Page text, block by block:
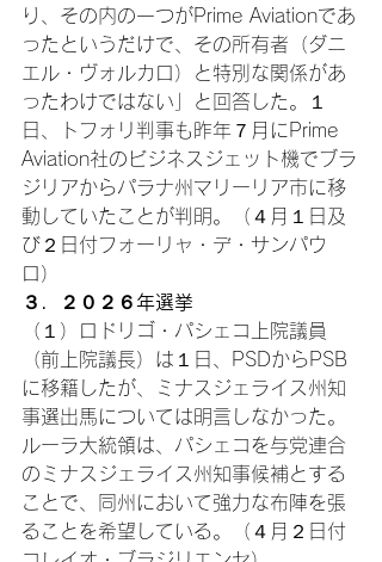
り、その内の一つがPrime Aviationであ
ったというだけで、その所有者（ダニ
エル・ヴォルカロ）と特別な関係があ
ったわけではない」と回答した。１
日、トフォリ判事も昨年７月にPrime
Aviation社のビジネスジェット機でブラ
ジリアからパラナ州マリーリア市に移
動していたことが判明。（４月１日及
び２日付フォーリャ・デ・サンパウ
ロ）
３．２０２６年選挙
（１）ロドリゴ・パシェコ上院議員
（前上院議長）は１日、PSDからPSB
に移籍したが、ミナスジェライス州知
事選出馬については明言しなかった。
ルーラ大統領は、パシェコを与党連合
のミナスジェライス州知事候補とする
ことで、同州において強力な布陣を張
ることを希望している。（４月２日付